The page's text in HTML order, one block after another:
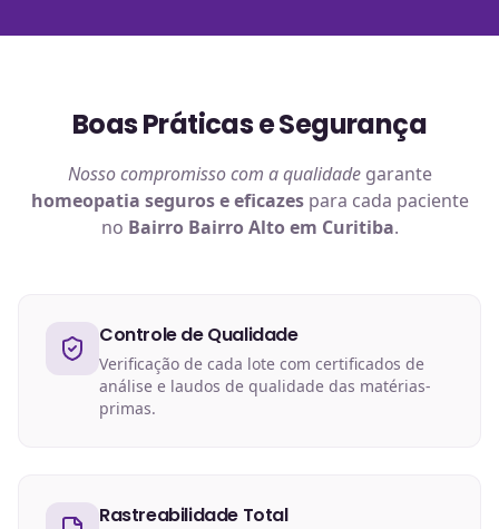
Boas Práticas e Segurança
Nosso compromisso com a qualidadegarante
homeopatia seguros e eficazespara cada paciente
no Bairro Bairro Alto em Curitiba.
Controle de Qualidade
Verificação de cada lote com certificados de
análise e laudos de qualidade das matérias-
primas.
Rastreabilidade Total